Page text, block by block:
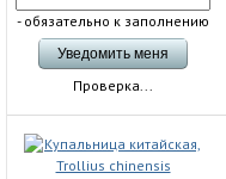
- обязательно к заполнению
Проверка...